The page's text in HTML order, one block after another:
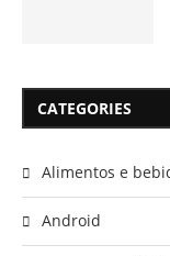
CATEGORIES
Alimentos e
Android